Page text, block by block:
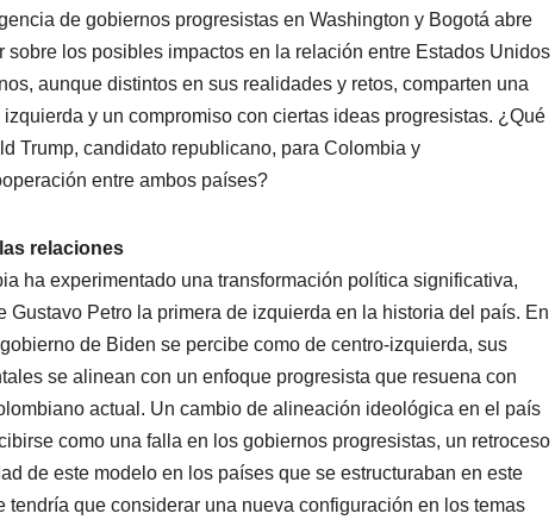
de gobiernos progresistas en Washington y Bogotá abre
sobre los posibles impactos en la relación entre Estados Unidos
aunque distintos en sus realidades y retos, comparten una
y un compromiso con ciertas ideas progresistas. ¿Qué
Trump, candidato republicano, para Colombia y
entre ambos países?
relaciones
ha experimentado una transformación política significativa,
Gustavo Petro la primera de izquierda en la historia del país. En
de Biden se percibe como de centro-izquierda, sus
se alinean con un enfoque progresista que resuena con
actual. Un cambio de alineación ideológica en el país
como una falla en los gobiernos progresistas, un retroceso
de este modelo en los países que se estructuraban en este
tendría que considerar una nueva configuración en los temas